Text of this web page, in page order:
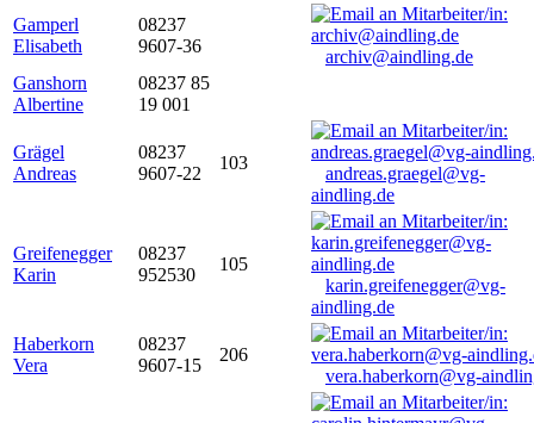
Gamperl
Elisabeth
08237
9607-36
archiv@aindling.de
Ganshorn
Albertine
08237 85
19 001
Grägel
Andreas
08237
9607-22
103
andreas.graegel@vg-
aindling.de
Greifenegger
Karin
08237
952530
105
karin.greifenegger@vg-
aindling.de
Haberkorn
Vera
08237
9607-15
206
vera.haberkorn@vg-